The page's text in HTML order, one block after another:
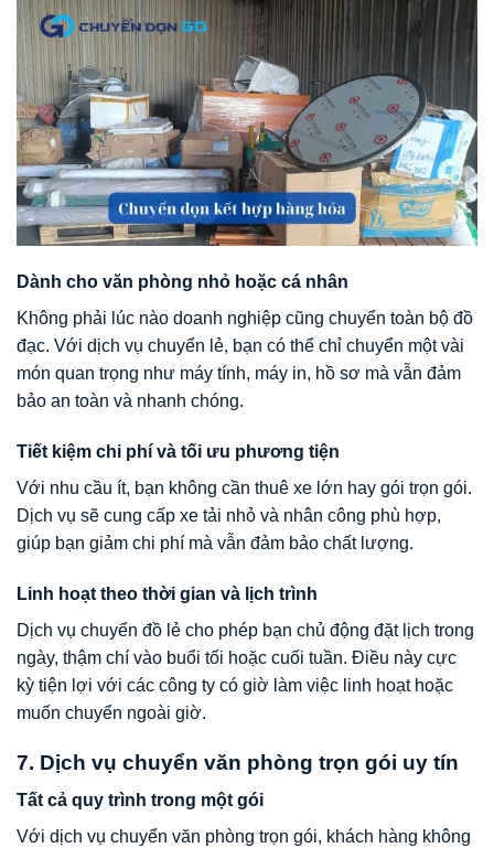
Dành cho văn phòng nhỏ hoặc cá nhân
Không phải lúc nào doanh nghiệp cũng chuyển toàn bộ đồ
đạc. Với dịch vụ chuyển lẻ, bạn có thể chỉ chuyển một vài
món quan trọng như máy tính, máy in, hồ sơ mà vẫn đảm
bảo an toàn và nhanh chóng.
Tiết kiệm chi phí và tối ưu phương tiện
Với nhu cầu ít, bạn không cần thuê xe lớn hay gói trọn gói.
Dịch vụ sẽ cung cấp xe tải nhỏ và nhân công phù hợp,
giúp bạn giảm chi phí mà vẫn đảm bảo chất lượng.
Linh hoạt theo thời gian và lịch trình
Dịch vụ chuyển đồ lẻ cho phép bạn chủ động đặt lịch trong
ngày, thậm chí vào buổi tối hoặc cuối tuần. Điều này cực
kỳ tiện lợi với các công ty có giờ làm việc linh hoạt hoặc
muốn chuyển ngoài giờ.
7. Dịch vụ chuyển văn phòng trọn gói uy tín
Tất cả quy trình trong một gói
Với dịch vụ chuyển văn phòng trọn gói, khách hàng không